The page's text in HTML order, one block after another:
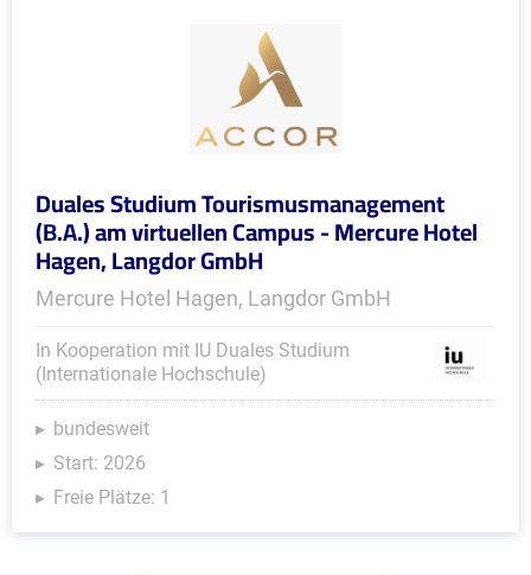
Duales Studium Tourismusmanagement
(B.A.) am virtuellen Campus - Mercure Hotel
Hagen, Langdor GmbH
Mercure Hotel Hagen, Langdor GmbH
In Kooperation mit IU Duales Studium
(Internationale Hochschule)
bundesweit
Start: 2026
Freie Plätze: 1